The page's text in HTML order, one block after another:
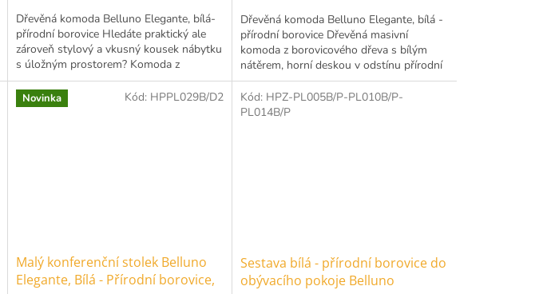
Dřevěná komoda Belluno Elegante, bílá-
přírodní borovice Hledáte praktický ale
zároveň stylový a vkusný kousek nábytku
s úložným prostorem? Komoda z
vznešené kolekce Belluno...
Dřevěná komoda Belluno Elegante, bílá -
přírodní borovice Dřevěná masivní
komoda z borovicového dřeva s bílým
nátěrem, horní deskou v odstínu přírodní
borovice a kovovými...
Novinka
Malý konferenční stolek Belluno
Elegante, Bílá - Přírodní borovice,
Kód: HPPL029B/D2 Doprava zdarma
Sestava bílá - přírodní borovice do
obývacího pokoje Belluno
Kód: HPZ-PL005B/P-PL010B/P-
PL014B/P